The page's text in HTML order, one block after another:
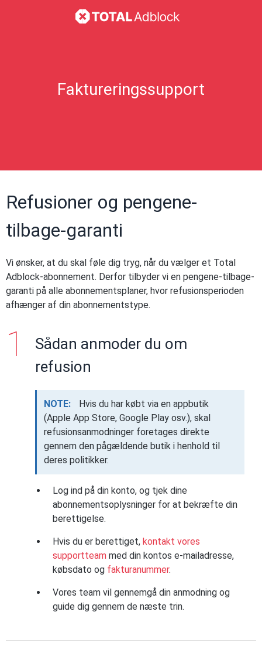
Faktureringssupport
Refusioner og pengene-
tilbage-garanti
Vi ønsker, at du skal føle dig tryg, når du vælger et Total
Adblock-abonnement. Derfor tilbyder vi en pengene-tilbage-
garanti på alle abonnementsplaner, hvor refusionsperioden
afhænger af din abonnementstype.
Sådan anmoder du om
refusion
NOTE:
Hvis du har købt via en appbutik
(Apple App Store, Google Play osv.), skal
refusionsanmodninger foretages direkte
gennem den pågældende butik i henhold til
deres politikker.
Log ind på din konto, og tjek dine
abonnementsoplysninger for at bekræfte din
berettigelse.
Hvis du er berettiget, kontakt vores
supportteam med din kontos e-mailadresse,
købsdato og fakturanummer.
Vores team vil gennemgå din anmodning og
guide dig gennem de næste trin.